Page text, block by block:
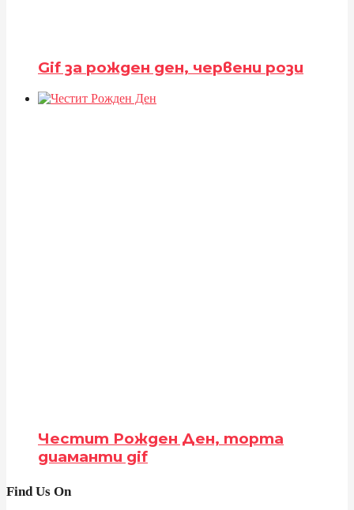
Gif за рожден ден, червени рози
Честит Рожден Ден, торта
диаманти gif
Find Us On